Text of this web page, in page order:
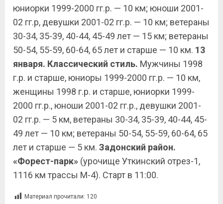
юниорки 1999-2000 гг.р. — 10 км; юноши 2001-
02 гг.р, девушки 2001-02 гг.р. — 10 км; ветераны
30-34, 35-39, 40-44, 45-49 лет — 15 км; ветераны
50-54, 55-59, 60-64, 65 лет и старше — 10 км. 13
января. Классический стиль. Мужчины 1998
г.р. и старше, юниоры 1999-2000 гг.р. — 10 км,
женщины 1998 г.р. и старше, юниорки 1999-
2000 гг.р., юноши 2001-02 гг.р., девушки 2001-
02 гг.р. — 5 км, ветераны 30-34, 35-39, 40-44, 45-
49 лет — 10 км; ветераны 50-54, 55-59, 60-64, 65
лет и старше — 5 км. Задонский район.
«Форест-парк» (урочище Уткинский отрез-1,
1116 км трассы М-4). Старт в 11:00.
Материал прочитали: 120